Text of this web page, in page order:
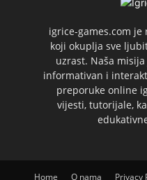
igrice-games.com
koji okuplja sve
uzrast. Naša
informativan i
preporuke online
vijesti, tutorijale,
Home O nama Privacy